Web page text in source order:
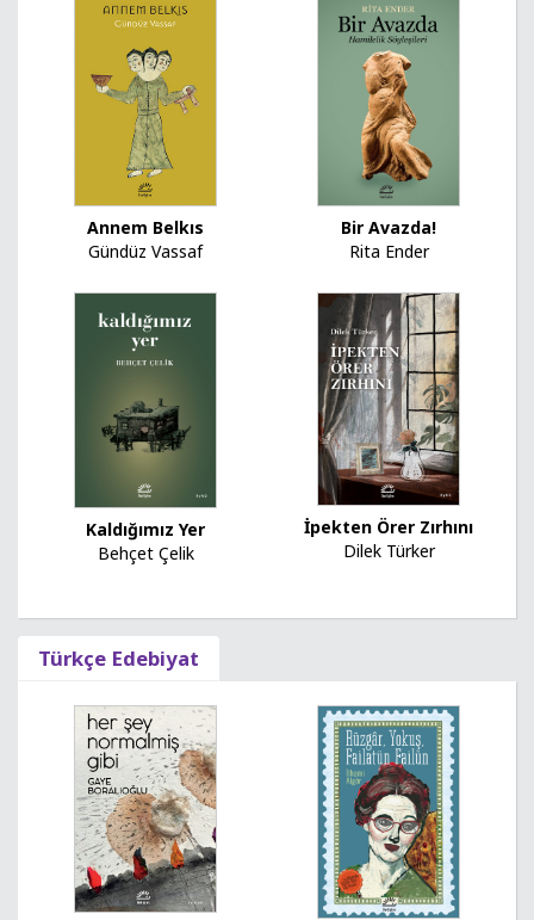
Annem Belkıs
Gündüz Vassaf
Bir Avazda!
Rita Ender
Kaldığımız Yer
Behçet Çelik
İpekten Örer Zırhını
Dilek Türker
Türkçe Edebiyat